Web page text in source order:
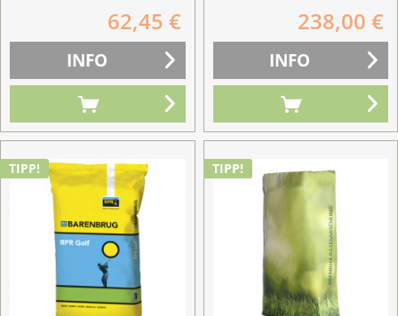
62,45 €
INFO
238,00 €
INFO
TIPP! TIPP!